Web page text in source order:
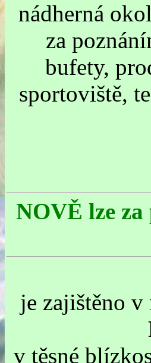
nádherná
za
bufety,
sportoviště,
NOVĚ lze
je zajištěno
v těsné